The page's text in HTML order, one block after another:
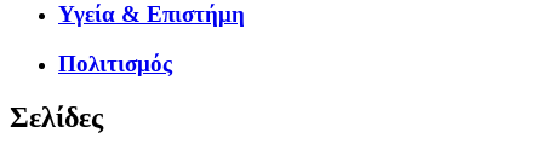
Υγεία & Επιστήμη
Πολιτισμός
Σελίδες